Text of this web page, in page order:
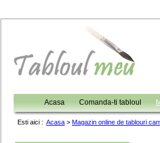
Acasa Comanda-ti tabloul
Esti aici : Acasa > Magazin online de tablouri